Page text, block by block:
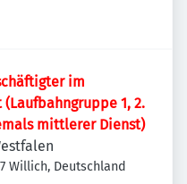
im
1, 2.
mittlerer Dienst)
Willich, Deutschland